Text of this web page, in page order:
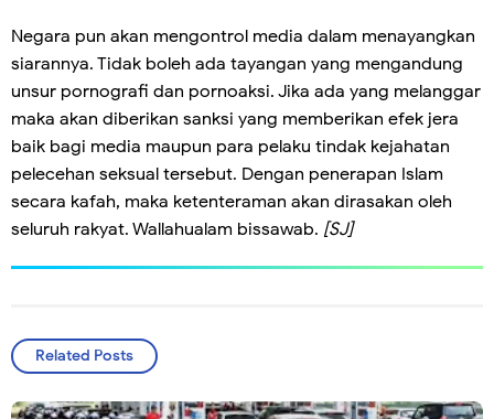
Negara pun akan mengontrol media dalam menayangkan
siarannya. Tidak boleh ada tayangan yang mengandung
unsur pornografi dan pornoaksi. Jika ada yang melanggar
maka akan diberikan sanksi yang memberikan efek jera
baik bagi media maupun para pelaku tindak kejahatan
pelecehan seksual tersebut. Dengan penerapan Islam
secara kafah, maka ketenteraman akan dirasakan oleh
seluruh rakyat. Wallahualam bissawab. [SJ]
Related Posts